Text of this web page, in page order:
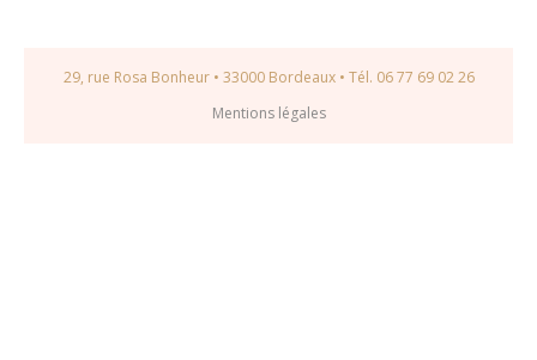
29, rue Rosa Bonheur • 33000 Bordeaux • Tél. 06 77 69 02 26
Mentions légales